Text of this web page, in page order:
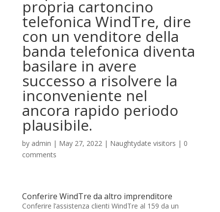
propria cartoncino
telefonica WindTre, dire
con un venditore della
banda telefonica diventa
basilare in avere
successo a risolvere la
inconveniente nel
ancora rapido periodo
plausibile.
by admin | May 27, 2022| Naughtydate visitors | 0
comments
Conferire WindTre da altro imprenditore
Conferire l’assistenza clienti WindTre al 159 da un